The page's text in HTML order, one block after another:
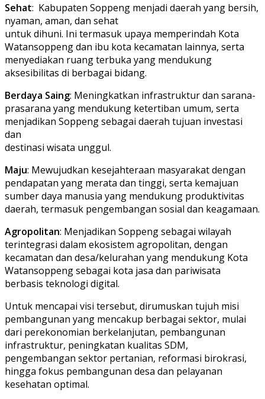
Sehat: Kabupaten Soppeng menjadi daerah yang bersih,
nyaman, aman, dan sehat
untuk dihuni. Ini termasuk upaya memperindah Kota
Watansoppeng dan ibu kota kecamatan lainnya, serta
menyediakan ruang terbuka yang mendukung
aksesibilitas di berbagai bidang.
Berdaya Saing: Meningkatkan infrastruktur dan sarana-
prasarana yang mendukung ketertiban umum, serta
menjadikan Soppeng sebagai daerah tujuan investasi
dan
destinasi wisata unggul.
Maju: Mewujudkan kesejahteraan masyarakat dengan
pendapatan yang merata dan tinggi, serta kemajuan
sumber daya manusia yang mendukung produktivitas
daerah, termasuk pengembangan sosial dan keagamaan.
Agropolitan: Menjadikan Soppeng sebagai wilayah
terintegrasi dalam ekosistem agropolitan, dengan
kecamatan dan desa/kelurahan yang mendukung Kota
Watansoppeng sebagai kota jasa dan pariwisata
berbasis teknologi digital.
Untuk mencapai visi tersebut, dirumuskan tujuh misi
pembangunan yang mencakup berbagai sektor, mulai
dari perekonomian berkelanjutan, pembangunan
infrastruktur, peningkatan kualitas SDM,
pengembangan sektor pertanian, reformasi birokrasi,
hingga fokus pembangunan desa dan pelayanan
kesehatan optimal.